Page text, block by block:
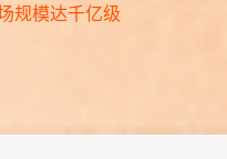
规模达千亿级